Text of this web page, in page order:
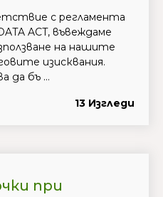
с регламента
ACT, въвеждаме
на нашите
изисквания.
да бъ ...
13 Изгледи
при